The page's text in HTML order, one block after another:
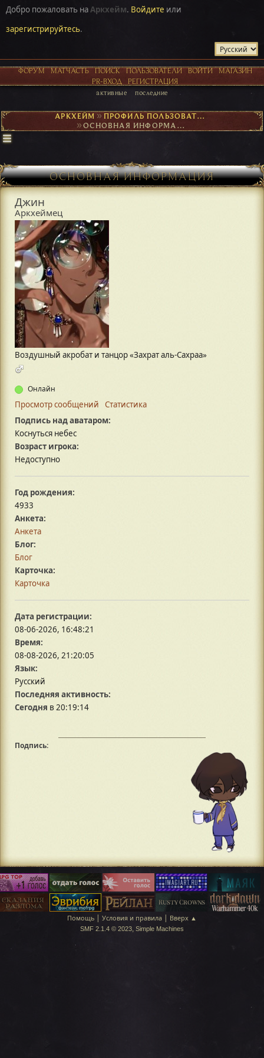
Добро пожаловать наАркхейм. Войдите или
зарегистрируйтесь.
ФОРУМ МАТЧАСТЬ ПОИСК ПОЛЬЗОВАТЕЛИ ВОЙТИ
МАГАЗИН
PR-ВХОД
РЕГИСТРАЦИЯ
активные последние
АРКХЕЙМ► ПРОФИЛЬ ПОЛЬЗОВАТЕЛЯ ДЖИН
► ОСНОВНАЯ ИНФОРМАЦИЯ
ОСНОВНАЯ ИНФОРМАЦИЯ
Джин
Аркхеймец
Воздушный акробат и танцор «Захрат аль-Сахраа»
Онлайн
Просмотр сообщений
Статистика
Подпись над аватаром:
Коснуться небес
Возраст игрока:
Недоступно
Год рождения:
4933
Анкета:
Анкета
Блог:
Блог
Карточка:
Карточка
Дата регистрации:
08-06-2026, 16:48:21
Время:
08-08-2026, 21:20:05
Язык:
Русский
Последняя активность:
Сегодня в 20:19:14
Подпись:
Помощь | Условия и правила | Вверх ▲
SMF 2.1.4 © 2023, Simple Machines